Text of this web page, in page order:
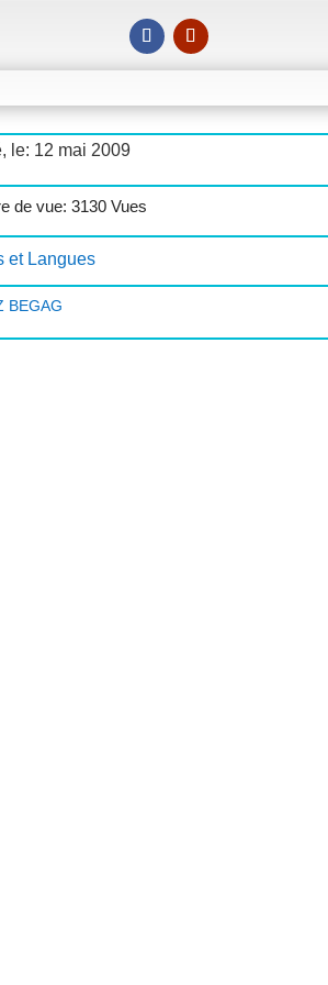
le: 12 mai 2009
de vue: 3130 Vues
et Langues
BEGAG